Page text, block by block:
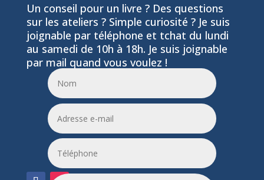
Un conseil pour un livre ? Des questions
sur les ateliers ? Simple curiosité ? Je suis
joignable par téléphone et tchat du lundi
au samedi de 10h à 18h. Je suis joignable
par mail quand vous voulez !
06 24 55 86 51
leptitfilaplumes@etik.com